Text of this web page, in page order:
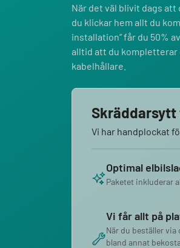
När det väl blivit dags
du klickar hem allt du
installation” får du 50%
alltid att du kompletterar
kabelhållare.
Skräddarsytt
Vi har handplockat
Optimal
Paketet inkluderar
Vi får allt på
När du beställer
bland annat